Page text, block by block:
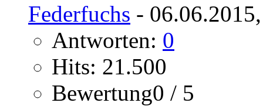
Federfuchs -
Antworten: 0
Hits: 21.500
Bewertung0 / 5